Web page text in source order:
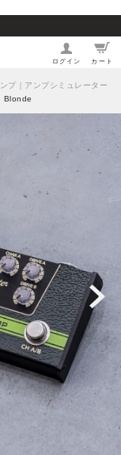
ログイン カート
プ｜アンプシミュレーター
Blonde